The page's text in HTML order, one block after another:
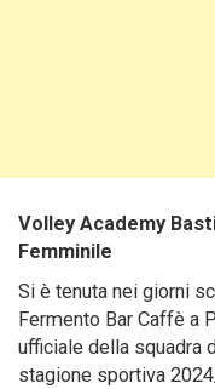
Volley Academy
Femminile
Si è tenuta nei giorni
Fermento Bar Caffè a
ufficiale della squadra
stagione sportiva